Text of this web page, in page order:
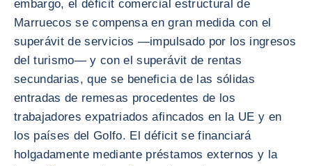
embargo, el déficit comercial estructural de
Marruecos se compensa en gran medida con el
superávit de servicios —impulsado por los ingresos
del turismo— y con el superávit de rentas
secundarias, que se beneficia de las sólidas
entradas de remesas procedentes de los
trabajadores expatriados afincados en la UE y en
los países del Golfo. El déficit se financiará
holgadamente mediante préstamos externos y la